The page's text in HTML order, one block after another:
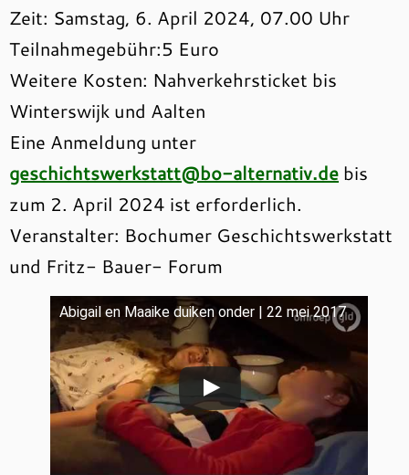
Zeit: Samstag, 6. April 2024, 07.00 Uhr
Teilnahmegebühr:5 Euro
Weitere Kosten: Nahverkehrsticket bis
Winterswijk und Aalten
Eine Anmeldung unter
geschichtswerkstatt@bo-alternativ.de bis
zum 2. April 2024 ist erforderlich.
Veranstalter: Bochumer Geschichtswerkstatt
und Fritz- Bauer- Forum
Abigail en Maaike duiken onder | 22 mei 2017